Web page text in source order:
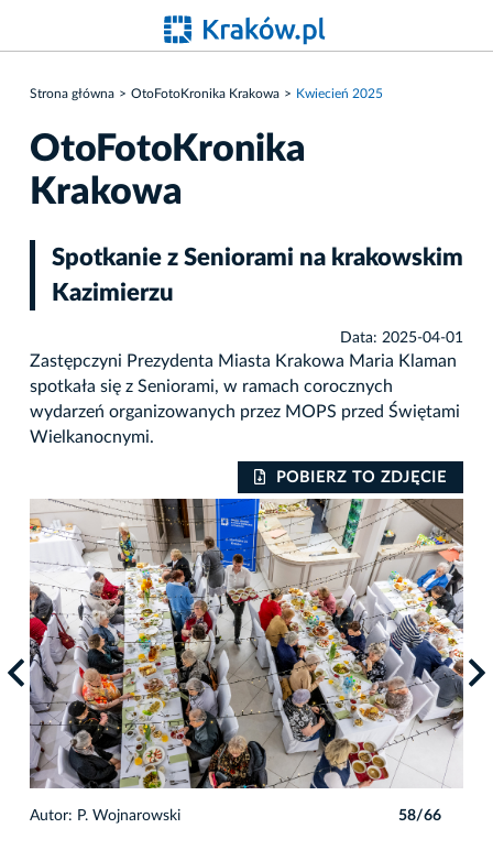
Strona główna OtoFotoKronika Krakowa Kwiecień 2025
OtoFotoKronika
Krakowa
Spotkanie z Seniorami na krakowskim
Kazimierzu
Data: 2025-04-01
Zastępczyni Prezydenta Miasta Krakowa Maria Klaman
spotkała się z Seniorami, w ramach corocznych
wydarzeń organizowanych przez MOPS przed Świętami
Wielkanocnymi.
POBIERZ TO ZDJĘCIE
Autor: P. Wojnarowski 58/66